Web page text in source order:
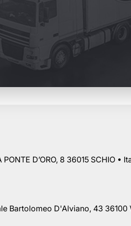
D’ORO, 8 36015 SCHIO •
Bartolomeo D'Alviano, 43 36100